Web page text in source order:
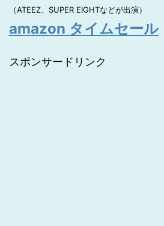
（ATEEZ、SUPER EIGHTなどが出演）
amazon タイムセール
スポンサードリンク